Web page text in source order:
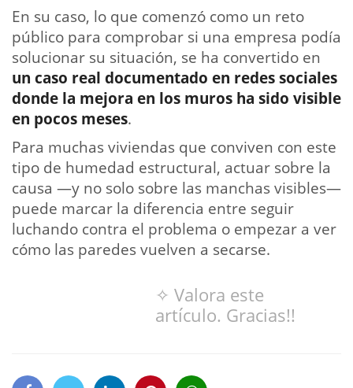
En su caso, lo que comenzó como un reto
público para comprobar si una empresa podía
solucionar su situación, se ha convertido en
un caso real documentado en redes sociales
donde la mejora en los muros ha sido visible
en pocos meses.
Para muchas viviendas que conviven con este
tipo de humedad estructural, actuar sobre la
causa —y no solo sobre las manchas visibles—
puede marcar la diferencia entre seguir
luchando contra el problema o empezar a ver
cómo las paredes vuelven a secarse.
✧ Valora este
artículo. Gracias!!